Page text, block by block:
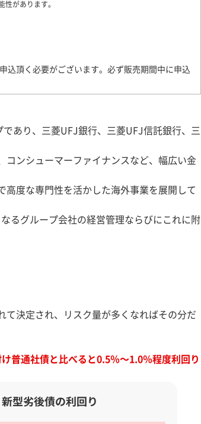
があります。
込頂く必要がございます。必ず販売期間中に申込
あり、三菱UFJ銀行、三菱UFJ信託銀行、三
コンシューマーファイナンスなど、幅広い金
高度な専門性を活かした海外事業を展開して
るグループ会社の経営管理ならびにこれに附
て決定され、リスク量が多くなればその分だ
普通社債と比べると0.5％～1.0％程度利回り